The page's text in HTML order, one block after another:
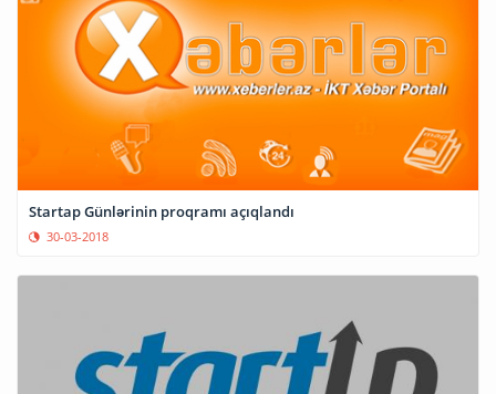
Startap Günlərinin proqramı açıqlandı
30-03-2018